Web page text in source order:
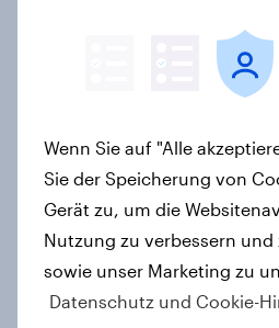
YouGov
Zustimmung für
sinkt weiter
Artikel
Was denkt die
Wenn Sie auf "Alle
Sie der Speicherung von
Gerät zu, um die
Nutzung zu verbessern und
sowie unser Marketing zu
Datenschutz und Cookie-